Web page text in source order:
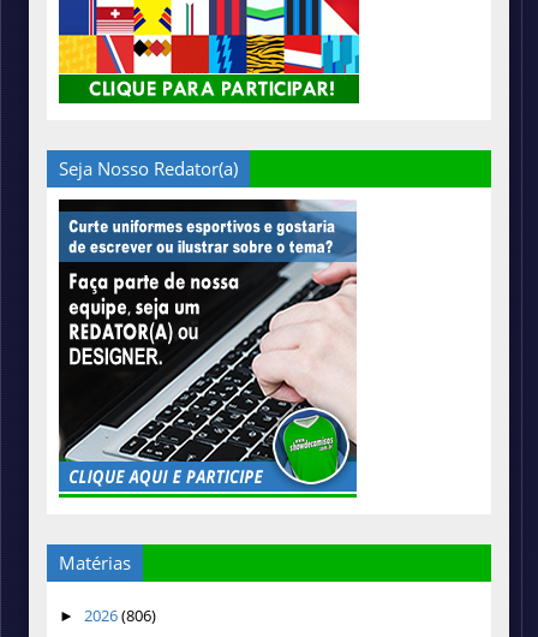
Seja Nosso Redator(a)
Matérias
► 2026(806)